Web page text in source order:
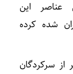
این
شده کرده
از سرکردگان